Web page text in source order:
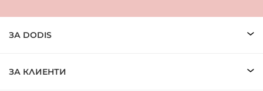
ЗА DODIS
ЗА КЛИЕНТИ